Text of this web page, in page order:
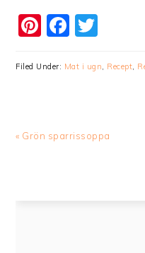
Pinterest
Filed Under: Mat i ugn Recept
Previous
« Grön sparrissoppa